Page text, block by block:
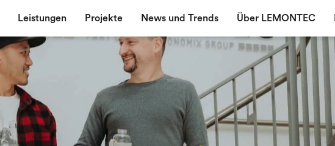
Leistungen Projekte News und Trends Über LEMONTEC